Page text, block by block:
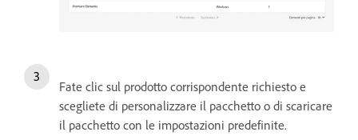
Fate clic sul prodotto corrispondente richiesto e
scegliete di personalizzare il pacchetto o di scaricare
il pacchetto con le impostazioni predefinite.